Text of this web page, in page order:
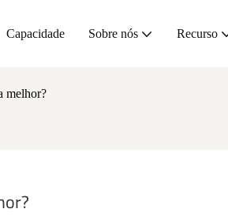
Capacidade Sobre nós Recurso
melhor?